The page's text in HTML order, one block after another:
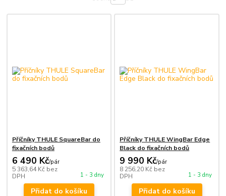
Příčníky THULE SquareBar do
fixačních bodů
6 490 Kč/pár
5 363,64 Kč bez
DPH
1 - 3 dny
Přidat do košíku
Příčníky THULE WingBar Edge
Black do fixačních bodů
9 990 Kč/pár
8 256,20 Kč bez
DPH
1 - 3 dny
Přidat do košíku